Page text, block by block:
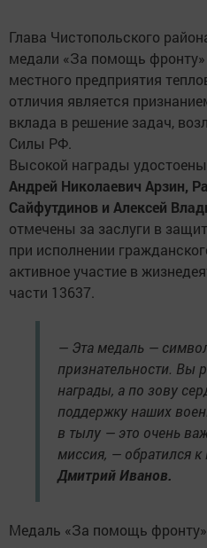
Глава Чистопольского
медали «За помощь
местного предприятия
отличия является
вклада в решение задач,
Силы РФ.
Высокой награды
Андрей Николаевич Арзин,
Сайфутдинов и Алексей
отмечены за заслуги в
при исполнении
активное участие в
части 13637.
— Эта медаль —
признательности. Вы
награды, а по зову
поддержку наших
в тылу — это очень
миссия, — обратился
Дмитрий Иванов.
Медаль «За помощь